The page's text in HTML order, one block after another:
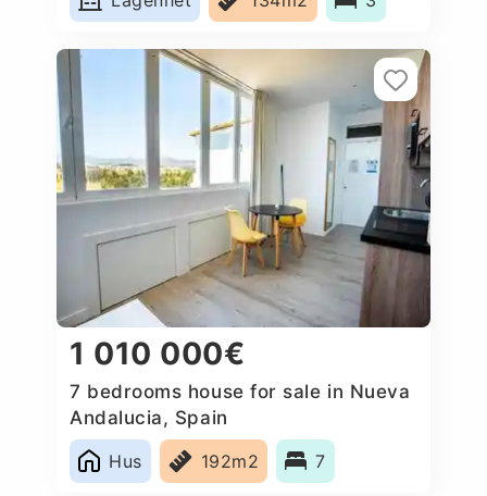
1 010 000€
7 bedrooms house for sale in Nueva
Andalucia, Spain
Hus
192m2 7